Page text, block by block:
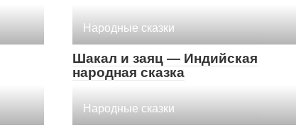
Народные сказки
Шакал и заяц — Индийская
народная сказка
Народные сказки